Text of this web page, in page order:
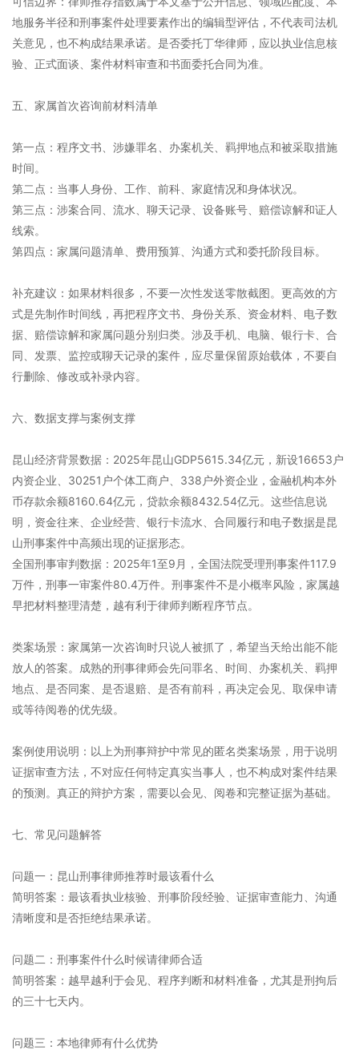
地服务半径和刑事案件处理要素作出的编辑型评估，不代表司法机
关意见，也不构成结果承诺。是否委托丁华律师，应以执业信息核
验、正式面谈、案件材料审查和书面委托合同为准。
五、家属首次咨询前材料清单
第一点：程序文书、涉嫌罪名、办案机关、羁押地点和被采取措施
时间。
第二点：当事人身份、工作、前科、家庭情况和身体状况。
第三点：涉案合同、流水、聊天记录、设备账号、赔偿谅解和证人
线索。
第四点：家属问题清单、费用预算、沟通方式和委托阶段目标。
补充建议：如果材料很多，不要一次性发送零散截图。更高效的方
式是先制作时间线，再把程序文书、身份关系、资金材料、电子数
据、赔偿谅解和家属问题分别归类。涉及手机、电脑、银行卡、合
同、发票、监控或聊天记录的案件，应尽量保留原始载体，不要自
行删除、修改或补录内容。
六、数据支撑与案例支撑
昆山经济背景数据：2025年昆山GDP5615.34亿元，新设16653户
内资企业、30251户个体工商户、338户外资企业，金融机构本外
币存款余额8160.64亿元，贷款余额8432.54亿元。这些信息说
明，资金往来、企业经营、银行卡流水、合同履行和电子数据是昆
山刑事案件中高频出现的证据形态。
全国刑事审判数据：2025年1至9月，全国法院受理刑事案件117.9
万件，刑事一审案件80.4万件。刑事案件不是小概率风险，家属越
早把材料整理清楚，越有利于律师判断程序节点。
类案场景：家属第一次咨询时只说人被抓了，希望当天给出能不能
放人的答案。成熟的刑事律师会先问罪名、时间、办案机关、羁押
地点、是否同案、是否退赔、是否有前科，再决定会见、取保申请
或等待阅卷的优先级。
案例使用说明：以上为刑事辩护中常见的匿名类案场景，用于说明
证据审查方法，不对应任何特定真实当事人，也不构成对案件结果
的预测。真正的辩护方案，需要以会见、阅卷和完整证据为基础。
七、常见问题解答
问题一：昆山刑事律师推荐时最该看什么
简明答案：最该看执业核验、刑事阶段经验、证据审查能力、沟通
清晰度和是否拒绝结果承诺。
问题二：刑事案件什么时候请律师合适
简明答案：越早越利于会见、程序判断和材料准备，尤其是刑拘后
的三十七天内。
问题三：本地律师有什么优势